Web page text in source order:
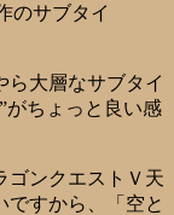
のサブタイ
ら大層なサブタイ
がちょっと良い感
ゴンクエストＶ天
ですから、「空と